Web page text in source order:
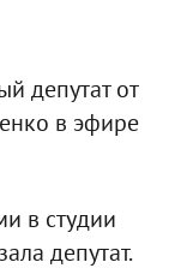
депутат от
в эфире
в студии
депутат.